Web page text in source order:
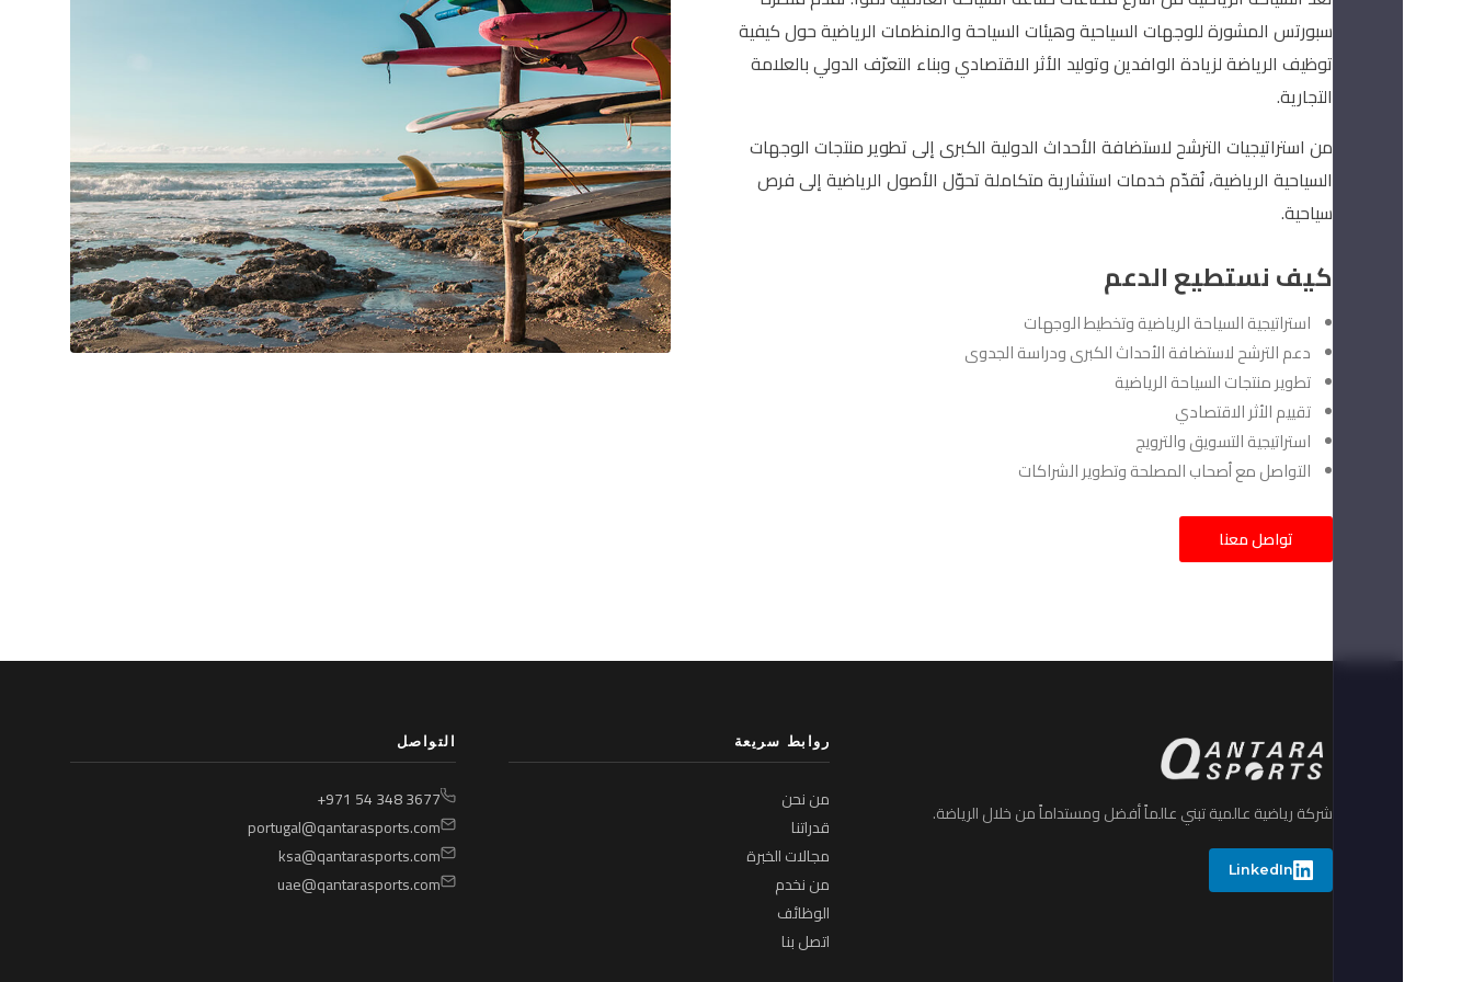
سبورتس المشورة للوجهات السياحية وهيئات السياحة والمنظمات الرياضية حول كيفية
توظيف الرياضة لزيادة الوافدين وتوليد الأثر الاقتصادي وبناء التعرّف الدولي بالعلامة
التجارية.
من استراتيجيات الترشح لاستضافة الأحداث الدولية الكبرى إلى تطوير منتجات الوجهات
السياحية الرياضية، نُقدّم خدمات استشارية متكاملة تحوّل الأصول الرياضية إلى فرص
سياحية.
كيف نستطيع الدعم
استراتيجية السياحة الرياضية وتخطيط الوجهات
دعم الترشح لاستضافة الأحداث الكبرى ودراسة الجدوى
تطوير منتجات السياحة الرياضية
تقييم الأثر الاقتصادي
استراتيجية التسويق والترويج
التواصل مع أصحاب المصلحة وتطوير الشراكات
تواصل معنا
شركة رياضية عالمية تبني عالماً أفضل ومستداماً من خلال الرياضة.
LinkedIn
روابط سريعة
من نحن
قدراتنا
مجالات الخبرة
من نخدم
الوظائف
اتصل بنا
التواصل
+971 54 348 3677
portugal@qantarasports.com
ksa@qantarasports.com
uae@qantarasports.com